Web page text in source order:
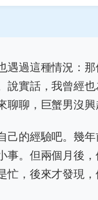
遇過這種情況：
說實話，我曾經
聊聊，巨蟹男沒
己的經驗吧。幾
事。但兩個月後
忙，後來才發現